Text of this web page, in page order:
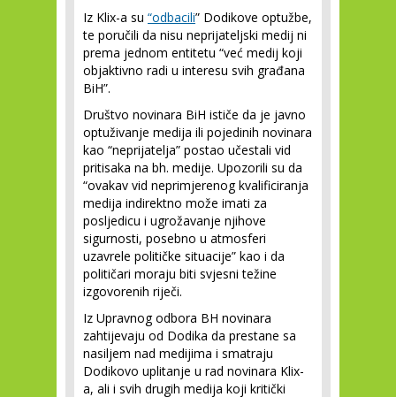
Iz Klix-a su “odbacili” Dodikove optužbe,
te poručili da nisu neprijateljski medij ni
prema jednom entitetu “već medij koji
objaktivno radi u interesu svih građana
BiH”.
Društvo novinara BiH ističe da je javno
optuživanje medija ili pojedinih novinara
kao “neprijatelja” postao učestali vid
pritisaka na bh. medije. Upozorili su da
“ovakav vid neprimjerenog kvalificiranja
medija indirektno može imati za
posljedicu i ugrožavanje njihove
sigurnosti, posebno u atmosferi
uzavrele političke situacije” kao i da
političari moraju biti svjesni težine
izgovorenih riječi.
Iz Upravnog odbora BH novinara
zahtijevaju od Dodika da prestane sa
nasiljem nad medijima i smatraju
Dodikovo uplitanje u rad novinara Klix-
a, ali i svih drugih medija koji kritički